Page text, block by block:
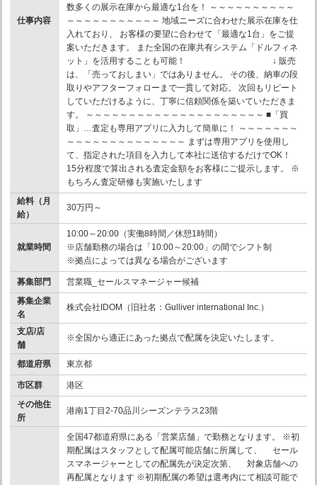
仕事内容
数多くの展示在庫から最適な1台を！ ～～～～～～～～～～
～～～～～～～～～～～ 地域ニーズに合わせた展示在庫を仕
入れており、 お客様の要望に合わせて「最適な1台」をご提
案いただきます。 また全国の在庫共有システム「ドルフィネ
ット」を活用することも可能！ ↓ 販売
は、「売っておしまい」ではありません。 その後、納車の段
取りやアフターフォローまで一貫して対応。 次回もリピート
していただけるように、丁寧に信頼関係を築いていただきま
す。 ～～～～～～～～～～～～～～～～～～～～～ ■「買
取」…査定も専用アプリに入力して簡単に！ ～～～～～～～
～～～～～～～～～～～～～～ まずは専用アプリを使用し
て、指定された項目を入力して本社に送信するだけでOK！
15分程度で算出される査定金額をお客様にご提示します。 ※
もちろん査定研修も実施いたします
給料（月
給）
30万円～
就業時間
10:00～20:00（実働8時間／休憩1時間）
※店舗勤務の場合は「10:00～20:00」の間でシフト制
※拠点によっては異なる場合がございます
募集部門
営業職_セールスマネージャー候補
募集企業
名
株式会社IDOM（旧社名：Gulliver international Inc.）
支店/店
舗
※全国から適正にあった拠点で配属を決定いたします。
都道府県 東京都
市区群
港区
その他住
所
港南1丁目2-70品川シーズンテラス23階
全国47都道府県にある「営業店舗」で勤務となります。 ※初
期配属はスタッフとして配属可能店舗に所属して、 セール
スマネージャーとしての配属先が決定次第、 対象店舗への
再配属となります ※初期配属の希望は選考内にて相談可能で